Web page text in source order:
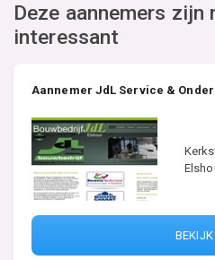
Deze aannemers zijn
interessant
Aannemer JdL Service &
BEKIJK